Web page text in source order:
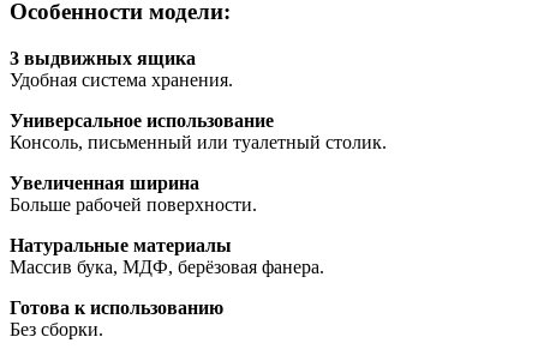
Особенности модели:
3 выдвижных ящика
Удобная система хранения.
Универсальное использование
Консоль, письменный или туалетный столик.
Увеличенная ширина
Больше рабочей поверхности.
Натуральные материалы
Массив бука, МДФ, берёзовая фанера.
Готова к использованию
Без сборки.